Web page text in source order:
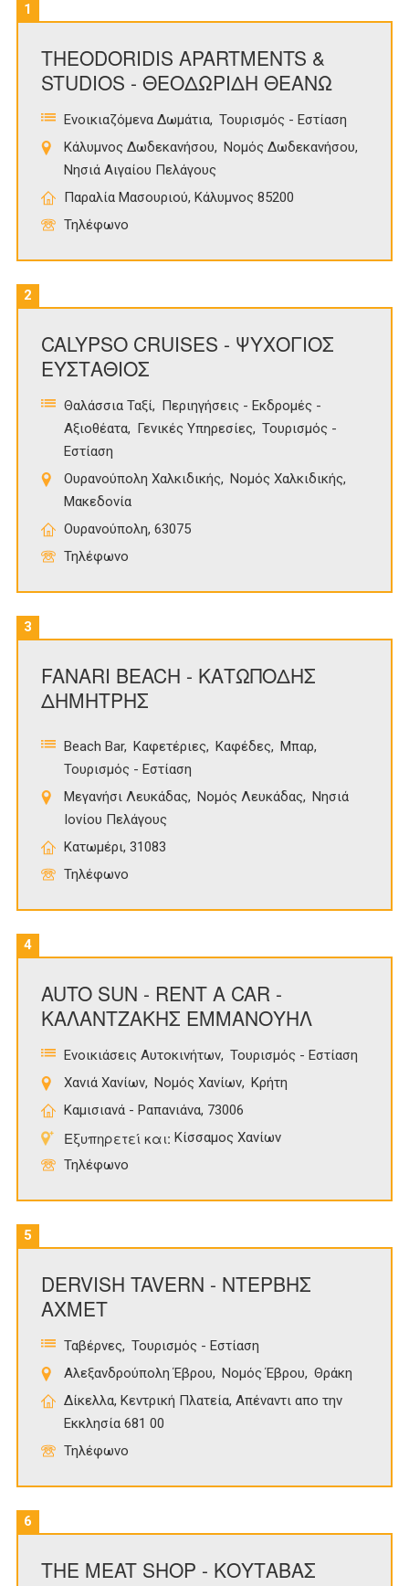
1
THEODORIDIS APARTMENTS &
STUDIOS - ΘΕΟΔΩΡΙΔΗ ΘΕΑΝΩ
Ενοικιαζόμενα Δωμάτια Τουρισμός - Εστίαση
Κάλυμνος Δωδεκανήσου
Νομός Δωδεκανήσου
Νησιά Αιγαίου Πελάγους
Παραλία Μασουριού, Κάλυμνος 85200
Τηλέφωνο
2
CALYPSO CRUISES - ΨΥΧΟΓΙΟΣ
ΕΥΣΤΑΘΙΟΣ
Θαλάσσια Ταξί
Περιηγήσεις - Εκδρομές -
Αξιοθέατα
Γενικές Υπηρεσίες
Τουρισμός -
Εστίαση
Ουρανούπολη Χαλκιδικής
Νομός Χαλκιδικής
Μακεδονία
Ουρανούπολη, 63075
Τηλέφωνο
3
FANARI BEACH - ΚΑΤΩΠΟΔΗΣ
ΔΗΜΗΤΡΗΣ
Beach Bar Καφετέριες Καφέδες
Μπαρ
Τουρισμός - Εστίαση
Μεγανήσι Λευκάδας
Νομός Λευκάδας
Νησιά
Ιονίου Πελάγους
Κατωμέρι, 31083
Τηλέφωνο
4
AUTO SUN - RENT A CAR -
ΚΑΛΑΝΤΖΑΚΗΣ ΕΜΜΑΝΟΥΗΛ
Ενοικιάσεις Αυτοκινήτων Τουρισμός - Εστίαση
Χανιά Χανίων
Νομός Χανίων
Κρήτη
Καμισιανά - Ραπανιάνα, 73006
Εξυπηρετεί και: Κίσσαμος Χανίων
Τηλέφωνο
5
DERVISH TAVERN - ΝΤΕΡΒΗΣ
ΑΧΜΕΤ
Ταβέρνες
Τουρισμός - Εστίαση
Αλεξανδρούπολη Έβρου
Νομός Έβρου
Θράκη
Δίκελλα, Κεντρική Πλατεία, Απέναντι απο την
Εκκλησία 681 00
Τηλέφωνο
6
THE MEAT SHOP - ΚΟΥΤΑΒΑΣ